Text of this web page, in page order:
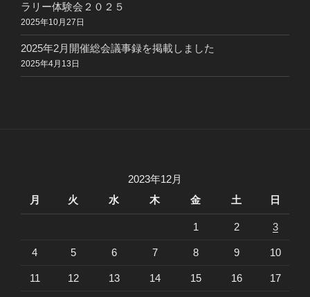
ラリー体験会２０２５
2025年10月27日
2025年2月開催総会議事録を掲載しました
2025年4月13日
2023年12月
月
火 水 木 金 土 日
1 2 3
4 5 6 7 8 9 10
11 12 13 14 15 16 17